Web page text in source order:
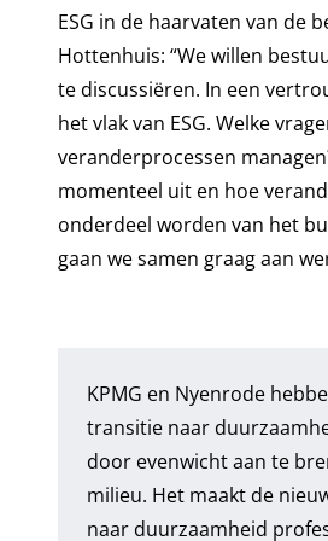
ESG in de haarvaten van de
Hottenhuis: “We willen
te discussiëren. In een
het vlak van ESG. Welke
veranderprocessen
momenteel uit en hoe
onderdeel worden van het
gaan we samen graag aan
KPMG en Nyenrode
transitie naar
door evenwicht aan te
milieu. Het maakt de
naar duurzaamheid